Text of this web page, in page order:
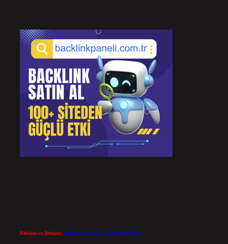
Reklam ve İletişim: Skype: live:.cid.575569c608265c69